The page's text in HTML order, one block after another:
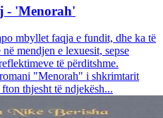
- 'Menorah'
mbyllet faqja e fundit, dhe ka të
mendjen e lexuesit, sepse
të përditshme.
"Menorah" i shkrimtarit
thjesht të ndjekësh...